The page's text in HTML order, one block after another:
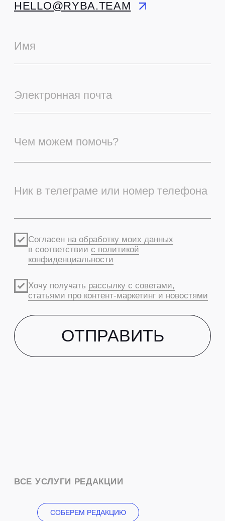
СОБЕРЕМ РЕДАКЦИЮ